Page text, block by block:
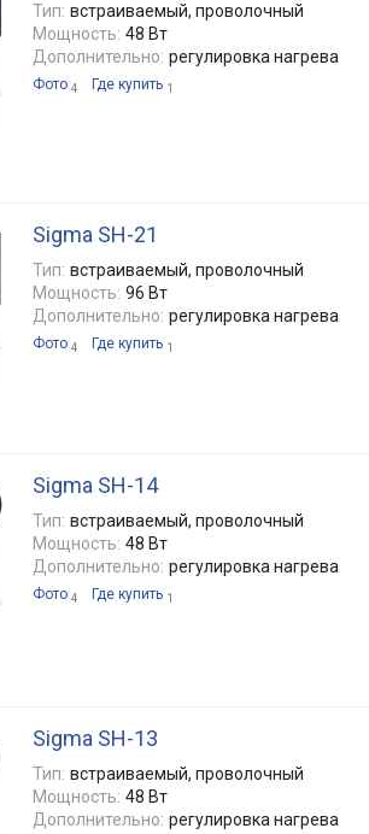
Тип: встраиваемый, проволочный
Мощность: 48 Вт
Дополнительно: регулировка нагрева
Фото 4 Где купить 1
Sigma SH-21
Тип: встраиваемый, проволочный
Мощность: 96 Вт
Дополнительно: регулировка нагрева
Фото 4 Где купить 1
Sigma SH-14
Тип: встраиваемый, проволочный
Мощность: 48 Вт
Дополнительно: регулировка нагрева
Фото 4 Где купить 1
Sigma SH-13
Тип: встраиваемый, проволочный
Мощность: 48 Вт
Дополнительно: регулировка нагрева